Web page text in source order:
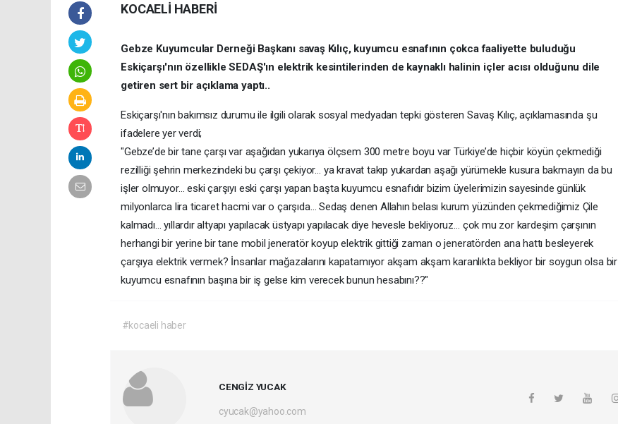
KOCAELİ HABERİ
Gebze Kuyumcular Derneği Başkanı savaş Kılıç, kuyumcu esnafının çokca faaliyette buluduğu
Eskiçarşı'nın özellikle SEDAŞ'ın elektrik kesintilerinden de kaynaklı halinin içler acısı olduğunu dile
getiren sert bir açıklama yaptı..
Eskiçarşı'nın bakımsız durumu ile ilgili olarak sosyal medyadan tepki gösteren Savaş Kılıç, açıklamasında şu
ifadelere yer verdi;
"Gebze’de bir tane çarşı var aşağıdan yukarıya ölçsem 300 metre boyu var Türkiye’de hiçbir köyün çekmediği
rezilliği şehrin merkezindeki bu çarşı çekiyor… ya kravat takıp yukardan aşağı yürümekle kusura bakmayın da bu
işler olmuyor… eski çarşıyı eski çarşı yapan başta kuyumcu esnafıdır bizim üyelerimizin sayesinde günlük
milyonlarca lira ticaret hacmi var o çarşıda… Sedaş denen Allahın belası kurum yüzünden çekmediğimiz Çile
kalmadı… yıllardır altyapı yapılacak üstyapı yapılacak diye hevesle bekliyoruz… çok mu zor kardeşim çarşının
herhangi bir yerine bir tane mobil jeneratör koyup elektrik gittiği zaman o jeneratörden ana hattı besleyerek
çarşıya elektrik vermek? İnsanlar mağazalarını kapatamıyor akşam akşam karanlıkta bekliyor bir soygun olsa bir
kuyumcu esnafının başına bir iş gelse kim verecek bunun hesabını??"
#kocaeli haber
CENGİZ YUCAK
cyucak@yahoo.com